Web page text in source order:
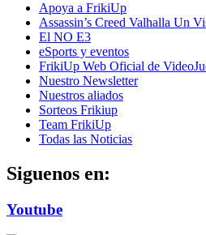
Apoya a FrikiUp
Assassin’s Creed Valhalla Un
El NO E3
eSports y eventos
FrikiUp Web Oficial de
Nuestro Newsletter
Nuestros aliados
Sorteos Frikiup
Team FrikiUp
Todas las Noticias
Siguenos en:
Youtube